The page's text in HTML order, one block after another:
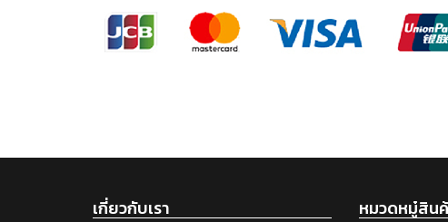
เกี่ยวกับเรา หมวดหมู๋สิน